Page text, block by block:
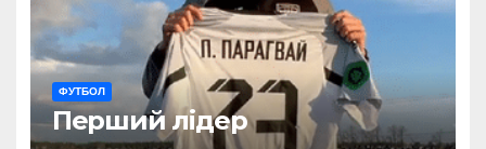
ФУТБОЛ
Перший лідер